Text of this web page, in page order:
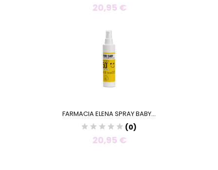
20,95 €
FARMACIA ELENA SPRAY BABY...
(0)
20,95 €